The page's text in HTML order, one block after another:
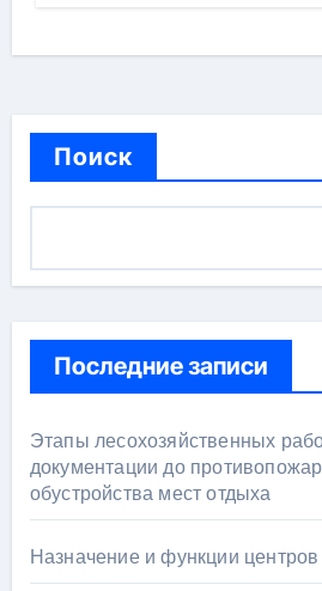
Поиск
Последние записи
Этапы лесохозяйственных
документации до
обустройства мест отдыха
Назначение и функции